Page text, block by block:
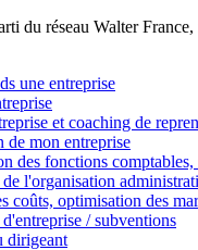
du réseau Walter
une entreprise
et coaching de
de mon entreprise
des fonctions
l'organisation
coûts, optimisation des
/ subventions
dirigeant